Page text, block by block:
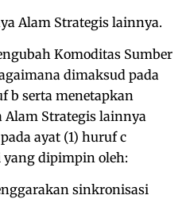
Alam Strategis lainnya.
Komoditas Sumber
dimaksud pada
b serta menetapkan
Alam Strategis lainnya
ayat (1) huruf c
dipimpin oleh:
sinkronisasi